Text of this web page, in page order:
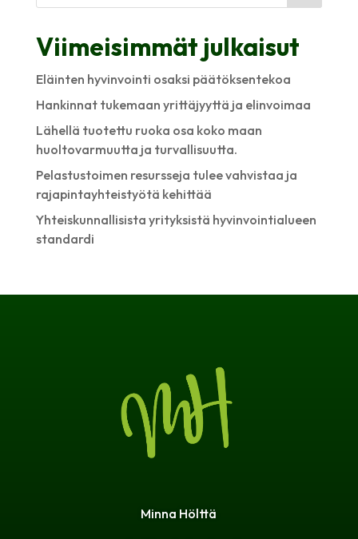
Viimeisimmät julkaisut
Eläinten hyvinvointi osaksi päätöksentekoa
Hankinnat tukemaan yrittäjyyttä ja elinvoimaa
Lähellä tuotettu ruoka osa koko maan
huoltovarmuutta ja turvallisuutta.
Pelastustoimen resursseja tulee vahvistaa ja
rajapintayhteistyötä kehittää
Yhteiskunnallisista yrityksistä hyvinvointialueen
standardi
Minna Hölttä